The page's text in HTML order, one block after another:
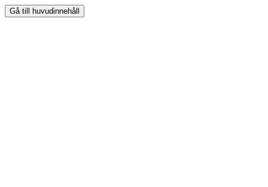
Gå till huvudinnehåll